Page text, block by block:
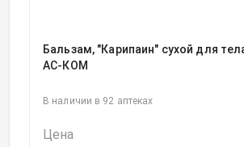
Бальзам, "Карипаин" сухой для
АС-КОМ
В наличии в 92 аптеках
Цена